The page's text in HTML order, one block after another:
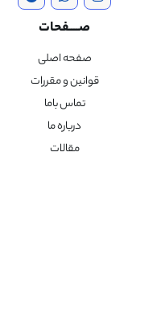
صــــفحات
صفحه اصلی
قوانین و مقررات
تماس باما
درباره ما
مقالات